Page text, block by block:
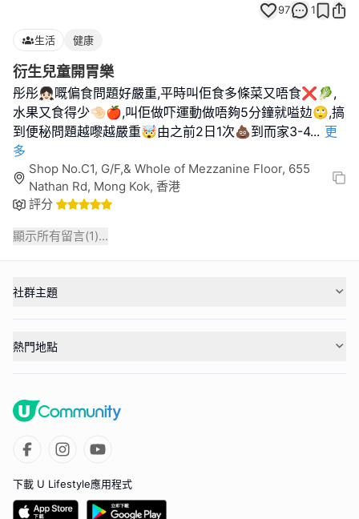
97 1
生活 健康
衍生兒童開胃樂
彤彤👧🏻嘅偏食問題好嚴重,平時叫佢食多條菜又唔食❌🥬,
水果又食得少🤏🏻🍎,叫佢做吓運動做唔夠5分鐘就嗌攰🙄,搞
到便秘問題越嚟越嚴重🤯由之前2日1次💩到而家3-4... 更
多
Shop No.C1, G/F,& Whole of Mezzanine Floor, 655
Nathan Rd, Mong Kok, 香港
評分
顯示所有留言(1)...
社群主題
熱門地點
下載 U Lifestyle應用程式